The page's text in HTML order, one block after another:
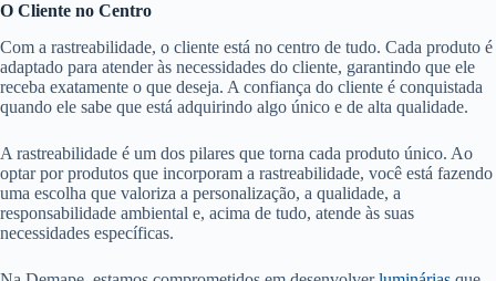
O Cliente no Centro
Com a rastreabilidade, o cliente está no centro de tudo. Cada produto é
adaptado para atender às necessidades do cliente, garantindo que ele
receba exatamente o que deseja. A confiança do cliente é conquistada
quando ele sabe que está adquirindo algo único e de alta qualidade.
A rastreabilidade é um dos pilares que torna cada produto único. Ao
optar por produtos que incorporam a rastreabilidade, você está fazendo
uma escolha que valoriza a personalização, a qualidade, a
responsabilidade ambiental e, acima de tudo, atende às suas
necessidades específicas.